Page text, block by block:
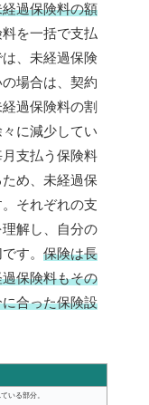
過保険料の額
を一括で支払
、未経過保険
場合は、契約
過保険料の割
に減少してい
支払う保険料
め、未経過保
それぞれの支
解し、自分の
す。 保険は長
保険料もその
合った保険設
いる部分。